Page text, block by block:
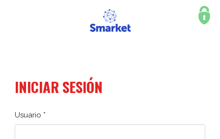
INICIAR SESIÓN
Usuario *